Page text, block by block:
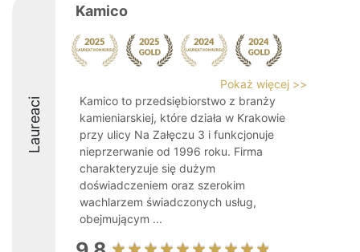
Laureaci
Kamico
Pokaż więcej >>
Kamico to przedsiębiorstwo z branży
kamieniarskiej, które działa w Krakowie
przy ulicy Na Załęczu 3 i funkcjonuje
nieprzerwanie od 1996 roku. Firma
charakteryzuje się dużym
doświadczeniem oraz szerokim
wachlarzem świadczonych usług,
obejmującym ...